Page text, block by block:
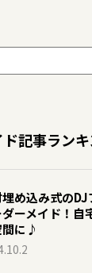
記事ラン
め込み式のDJ
ーメイド！自
間に♪